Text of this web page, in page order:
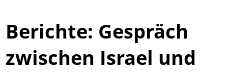
Berichte: Gespräch
zwischen Israel und